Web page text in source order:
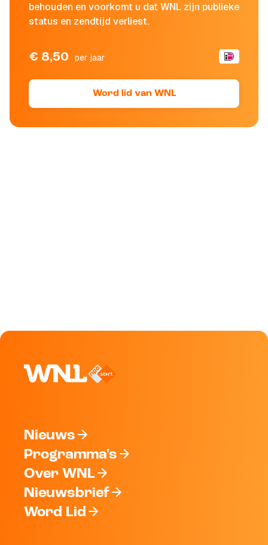
behouden en voorkomt u dat WNL zijn publieke
status en zendtijd verliest.
€ 8,50 per jaar
Word lid van WNL
Nieuws
Programma's
Over WNL
Nieuwsbrief
Word Lid